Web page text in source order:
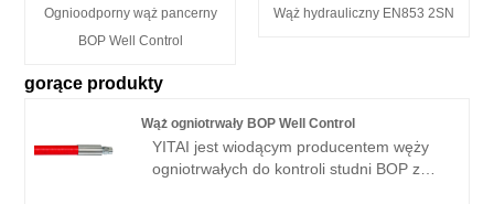
Ognioodporny wąż pancerny
BOP Well Control
Wąż hydrauliczny EN853 2SN
gorące produkty
Wąż ogniotrwały BOP Well Control
YITAI jest wiodącym producentem węży
ogniotrwałych do kontroli studni BOP z